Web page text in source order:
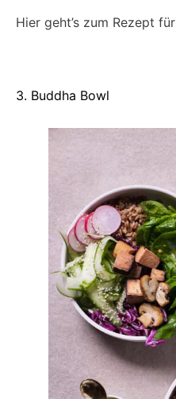
Hier geht’s zum Rezept für
3. Buddha Bowl